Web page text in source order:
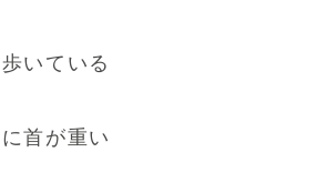
いている
首が重い